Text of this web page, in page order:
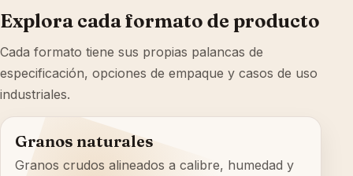
Explora cada formato de producto
Cada formato tiene sus propias palancas de
especificación, opciones de empaque y casos de uso
industriales.
Granos naturales
Granos crudos alineados a calibre, humedad y